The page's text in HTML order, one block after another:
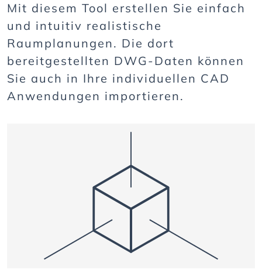
Mit diesem Tool erstellen Sie einfach
und intuitiv realistische
Raumplanungen. Die dort
bereitgestellten DWG-Daten können
Sie auch in Ihre individuellen CAD
Anwendungen importieren.